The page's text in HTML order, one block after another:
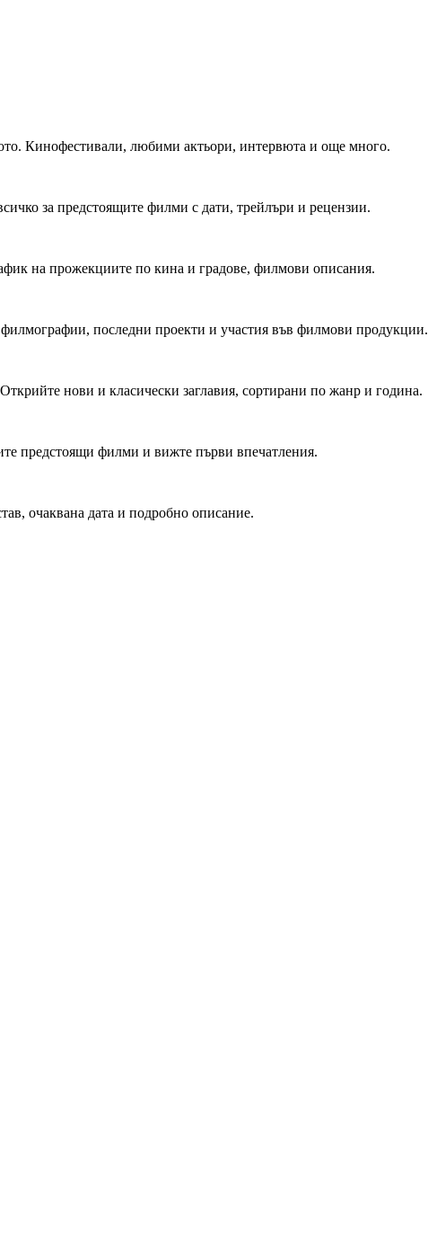
Кинофестивали, любими актьори, интервюта и още много.
за предстоящите филми с дати, трейлъри и рецензии.
на прожекциите по кина и градове, филмови описания.
последни проекти и участия във филмови продукции.
нови и класически заглавия, сортирани по жанр и година.
предстоящи филми и вижте първи впечатления.
очаквана дата и подробно описание.